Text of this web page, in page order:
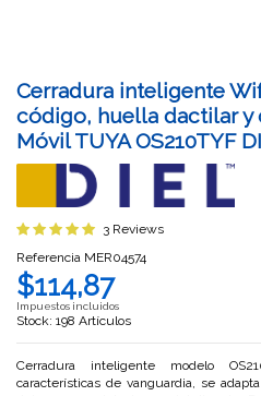
Cerradura inteligente
código, huella dactilar y
Móvil TUYA OS210TYF
3 Reviews
Referencia MER04574
$114,87
Impuestos incluidos
Stock: 198 Artículos
Cerradura inteligente modelo
características de vanguardia, se